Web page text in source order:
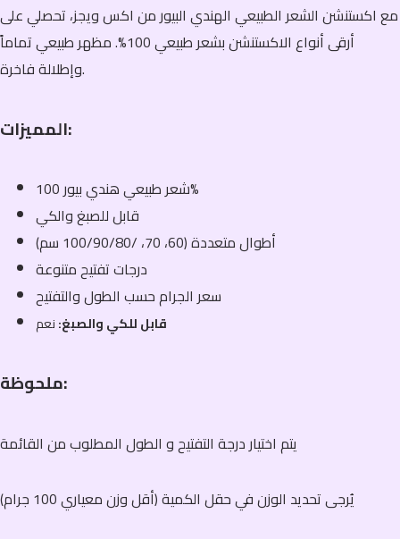
مع اكستنشن الشعر الطبيعي الهندي البيور من اكس ويجز، تحصلي على
أرقى أنواع الاكستنشن بشعر طبيعي 100%. مظهر طبيعي تماماً
وإطلالة فاخرة.
المميزات:
شعر طبيعي هندي بيور 100%
قابل للصبغ والكي
أطوال متعددة (60، 70، /100/90/80 سم)
درجات تفتيح متنوعة
سعر الجرام حسب الطول والتفتيح
قابل للكي والصبغ:نعم
ملحوظة:
يتم اختيار درجة التفتيح و الطول المطلوب من القائمة
يُرجى تحديد الوزن في حقل الكمية (أقل وزن معياري 100 جرام)